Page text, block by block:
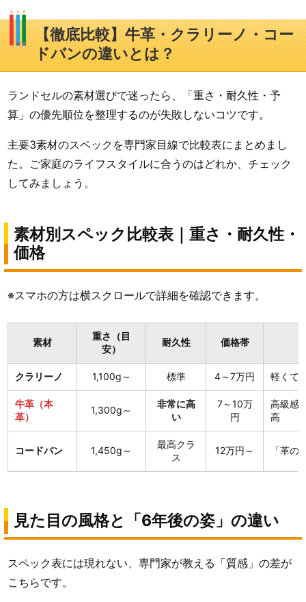
【徹底比較】牛革・クラリーノ・コー
ドバンの違いとは？
ランドセルの素材選びで迷ったら、「重さ・耐久性・予
算」の優先順位を整理するのが失敗しないコツです。
主要3素材のスペックを専門家目線で比較表にまとめまし
た。ご家庭のライフスタイルに合うのはどれか、チェック
してみましょう。
素材別スペック比較表｜重さ・耐久性・
価格
※スマホの方は横スクロールで詳細を確認できます。
素材
重さ（目
安）
耐久性 価格帯
クラリーノ 1,100g～ 標準 4～7万円 軽くて
牛革（本
革）
1,300g～
非常に高
い
7～10万
円
高級感
高
コードバン 1,450g～
最高クラ
ス
12万円～ 「革の
見た目の風格と「6年後の姿」の違い
スペック表には現れない、専門家が教える「質感」の差が
こちらです。